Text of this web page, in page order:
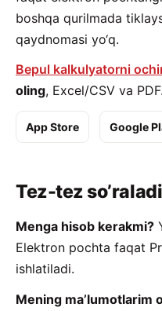
boshqa qurilmada
qaydnomasi yo‘q.
Bepul kalkulyatorni
oling, Excel/CSV va PDF.
App Store Google
Tez-tez
Menga hisob kerakmi?
Elektron pochta faqat
ishlatiladi.
Mening maʼlumotlarim